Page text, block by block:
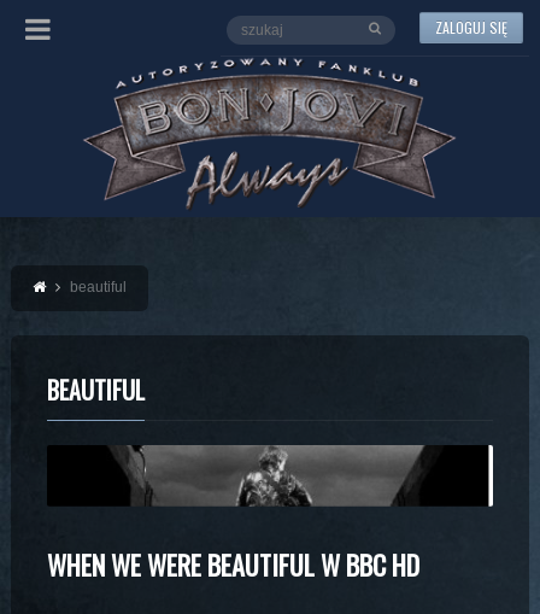
ZALOGUJ SIĘ
beautiful
BEAUTIFUL
WHEN WE WERE BEAUTIFUL W BBC HD